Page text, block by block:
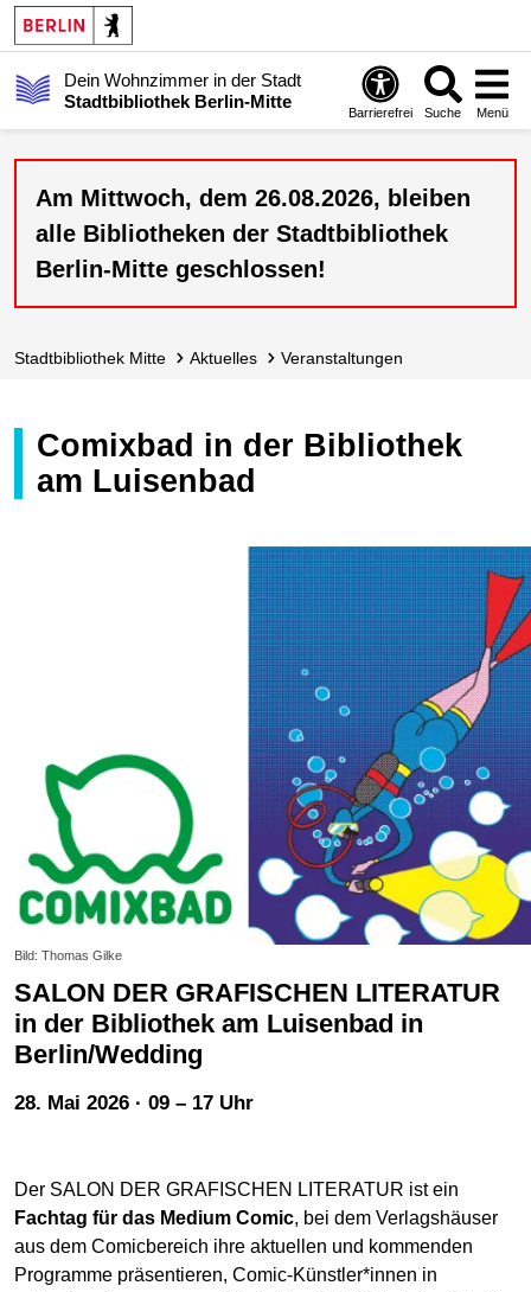
Dein Wohnzimmer in der Stadt
Stadtbibliothek Berlin-Mitte
Barrierefrei Suche Menü
Am Mittwoch, dem 26.08.2026, bleiben
alle Bibliotheken der Stadtbibliothek
Berlin-Mitte geschlossen!
Stadt­bibliothek Mitte Aktuelles Veranstaltungen
Comixbad in der Bibliothek
am Luisenbad
Bild: Thomas Gilke
SALON DER GRAFISCHEN LITERATUR
in der Bibliothek am Luisenbad in
Berlin/Wedding
28. Mai 2026 · 09 – 17 Uhr
Der SALON DER GRAFISCHEN LITERATUR ist ein
Fachtag für das Medium Comic, bei dem Verlagshäuser
aus dem Comicbereich ihre aktuellen und kommenden
Programme präsentieren, Comic-Künstler*innen in